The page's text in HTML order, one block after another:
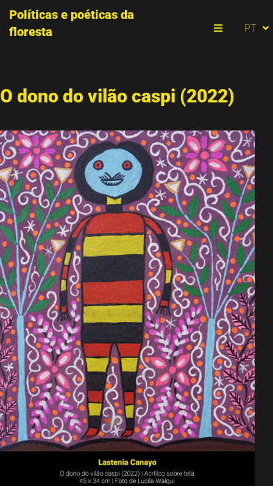
Políticas e poéticas da
floresta
PT
EN
O dono do vilão caspi (2022)